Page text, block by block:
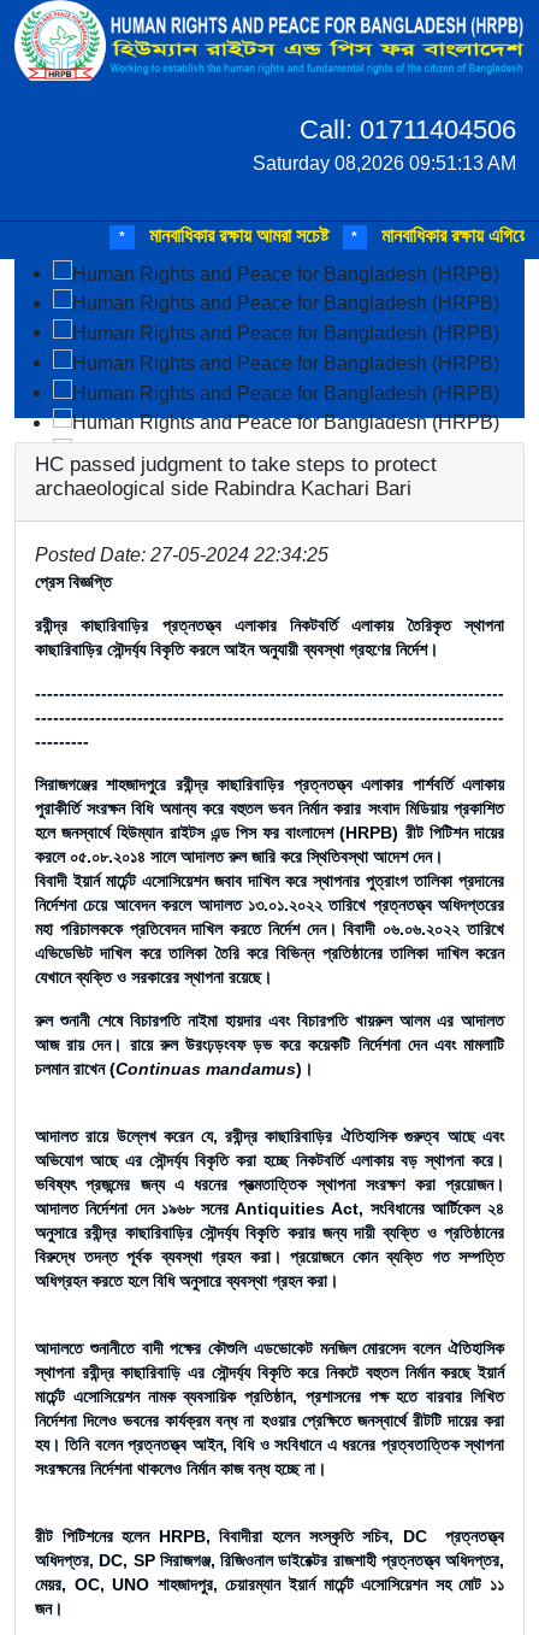
Call: 01711404506
Saturday 08,2026 09:51:13 AM
মানবাধিকার রক্ষায় আমরা সচেষ্ট * মানবাধিকার রক্ষায় এগিয়ে আসুন *
HC passed judgment to take steps to protect
archaeological side Rabindra Kachari Bari
Posted Date: 27-05-2024 22:34:25
প্রেস বিজ্ঞপ্তি
রবীন্দ্র কাছারিবাড়ির প্রত্নতত্ত্ব এলাকার নিকটবর্তি এলাকায় তৈরিকৃত স্থাপনা
কাছারিবাড়ির সৌন্দর্য্য বিকৃতি করলে আইন অনুযায়ী ব্যবস্থা গ্রহণের নির্দেশ।
------------------------------------------------------------------------------
------------------------------------------------------------------------------
---------
সিরাজগঞ্জের শাহজাদপুরে রবীন্দ্র কাছারিবাড়ির প্রত্নতত্ত্ব এলাকার পার্শবর্তি এলাকায়
পুরাকীর্তি সংরক্ষন বিধি অমান্য করে বহুতল ভবন নির্মান করার সংবাদ মিডিয়ায় প্রকাশিত
হলে জনস্বার্থে হিউম্যান রাইটস এন্ড পিস ফর বাংলাদেশ (HRPB) রীট পিটিশন দায়ের
করলে ০৫.০৮.২০১৪ সালে আদালত রুল জারি করে স্থিতিবস্থা আদেশ দেন।
বিবাদী ইয়ার্ন মার্চেন্ট এসোসিয়েশন জবাব দাখিল করে স্থাপনার পুত্রাংগ তালিকা প্রদানের
নির্দেশনা চেয়ে আবেদন করলে আদালত ১৩.০১.২০২২ তারিখে প্রত্নতত্ত্ব অধিদপ্তরের
মহা পরিচালককে প্রতিবেদন দাখিল করতে নির্দেশ দেন। বিবাদী ০৬.০৬.২০২২ তারিখে
এভিডেভিট দাখিল করে তালিকা তৈরি করে বিভিন্ন প্রতিষ্ঠানের তালিকা দাখিল করেন
যেখানে ব্যক্তি ও সরকারের স্থাপনা রয়েছে।
রুল শুনানী শেষে বিচারপতি নাইমা হায়দার এবং বিচারপতি খায়রুল আলম এর আদালত
আজ রায় দেন। রায়ে রুল উরংঢ়ড়ংবফ ড়ভ করে কয়েকটি নির্দেশনা দেন এবং মামলাটি
চলমান রাখেন (Continuas mandamus)।
আদালত রায়ে উল্লেখ করেন যে, রবীন্দ্র কাছারিবাড়ির ঐতিহাসিক গুরুত্ব আছে এবং
অভিযোগ আছে এর সৌন্দর্য্য বিকৃতি করা হচ্ছে নিকটবর্তি এলাকায় বড় স্থাপনা করে।
ভবিষ্যৎ প্রজন্মের জন্য এ ধরনের প্রত্মতাত্তিক স্থাপনা সংরক্ষণ করা প্রয়োজন।
আদালত নির্দেশনা দেন ১৯৬৮ সনের Antiquities Act, সংবিধানের আর্টিকেল ২৪
অনুসারে রবীন্দ্র কাছারিবাড়ির সৌন্দর্য্য বিকৃতি করার জন্য দায়ী ব্যক্তি ও প্রতিষ্ঠানের
বিরুদ্ধে তদন্ত পূর্বক ব্যবস্থা গ্রহন করা। প্রয়োজনে কোন ব্যক্তি গত সম্পত্তি
অধিগ্রহন করতে হলে বিধি অনুসারে ব্যবস্থা গ্রহন করা।
আদালতে শুনানীতে বাদী পক্ষের কৌশুলি এডভোকেট মনজিল মোরসেদ বলেন ঐতিহাসিক
স্থাপনা রবীন্দ্র কাছারিবাড়ি এর সৌন্দর্য্য বিকৃতি করে নিকটে বহুতল নির্মান করছে ইয়ার্ন
মার্চেন্ট এসোসিয়েশন নামক ব্যবসায়িক প্রতিষ্ঠান, প্রশাসনের পক্ষ হতে বারবার লিখিত
নির্দেশনা দিলেও ভবনের কার্যক্রম বন্ধ না হওয়ার প্রেক্ষিতে জনস্বার্থে রীটটি দায়ের করা
হয। তিনি বলেন প্রত্নতত্ত্ব আইন, বিধি ও সংবিধানে এ ধরনের প্রত্বতাত্তিক স্থাপনা
সংরক্ষনের নির্দেশনা থাকলেও নির্মান কাজ বন্ধ হচ্ছে না।
রীট পিটিশনের হলেন HRPB, বিবাদীরা হলেন সংস্কৃতি সচিব, DC প্রত্নতত্ত্ব
অধিদপ্তর, DC, SP সিরাজগঞ্জ, রিজিওনাল ডাইরেক্টর রাজশাহী প্রত্নতত্ত্ব অধিদপ্তর,
মেয়র, OC, UNO শাহজাদপুর, চেয়ারম্যান ইয়ার্ন মার্চেন্ট এসোসিয়েশন সহ মোট ১১
জন।